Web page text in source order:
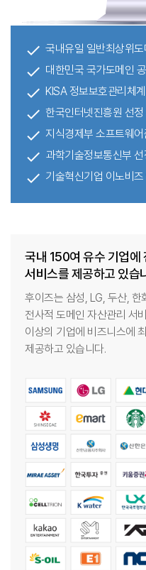
done 국내유일 일반최상위
done 대한민국 국가도메인
done KISA 정보보호관리체
done 한국인터넷진흥원 선
done 지식경제부 소프트웨
done 과학기술정보통신부
done 기술혁신기업 이노비
국내 150여 유수 기업에
서비스를 제공하고 있습
후이즈는 삼성, LG, 두산,
전사적 도메인 자산관리 서
이상의 기업에 비즈니스에
제공하고 있습니다.